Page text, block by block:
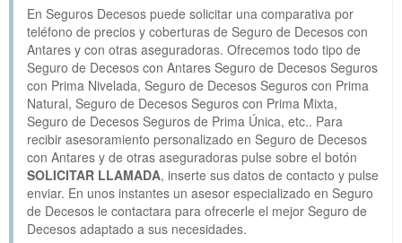
En Seguros Decesos puede solicitar una comparativa por
teléfono de precios y coberturas de Seguro de Decesos con
Antares y con otras aseguradoras. Ofrecemos todo tipo de
Seguro de Decesos con Antares Seguro de Decesos Seguros
con Prima Nivelada, Seguro de Decesos Seguros con Prima
Natural, Seguro de Decesos Seguros con Prima Mixta,
Seguro de Decesos Seguros de Prima Única, etc.. Para
recibir asesoramiento personalizado en Seguro de Decesos
con Antares y de otras aseguradoras pulse sobre el botón
SOLICITAR LLAMADA, inserte sus datos de contacto y pulse
enviar. En unos instantes un asesor especializado en Seguro
de Decesos le contactara para ofrecerle el mejor Seguro de
Decesos adaptado a sus necesidades.